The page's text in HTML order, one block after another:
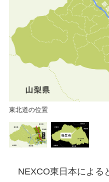
東北道の位置
NEXCO東日本による